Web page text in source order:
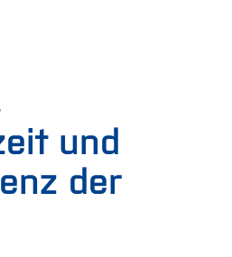
und
der